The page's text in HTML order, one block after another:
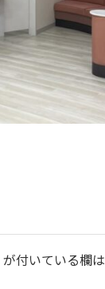
が付いている欄